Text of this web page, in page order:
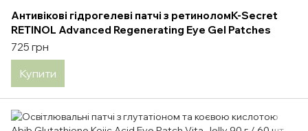
Антивікові гідрогелеві патчі з ретиноломK-Secret
RETINOL Advanced Regenerating Eye Gel Patches
725 грн
Купити